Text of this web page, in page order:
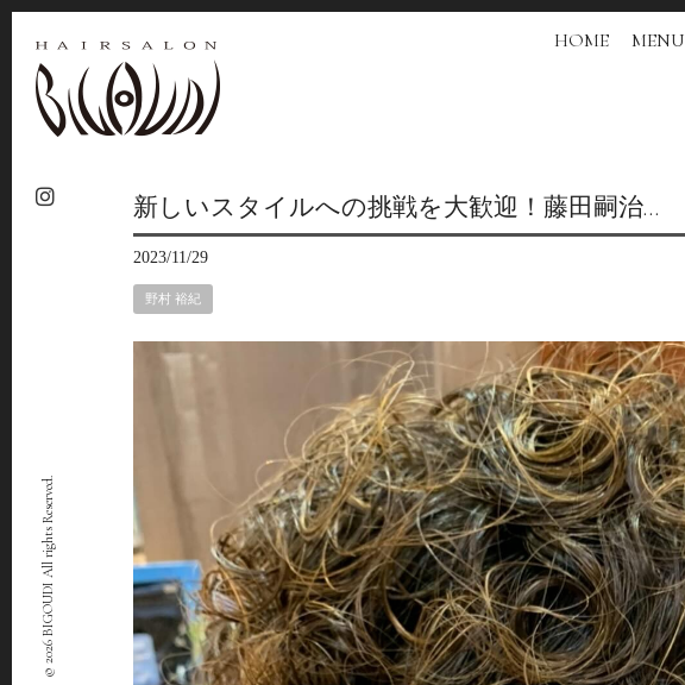
HOME MENU
© 2026 BIGOUDI All rights Reserved.
新しいスタイルへの挑戦を大歓迎！藤田嗣治…
2023/11/29
野村 裕紀